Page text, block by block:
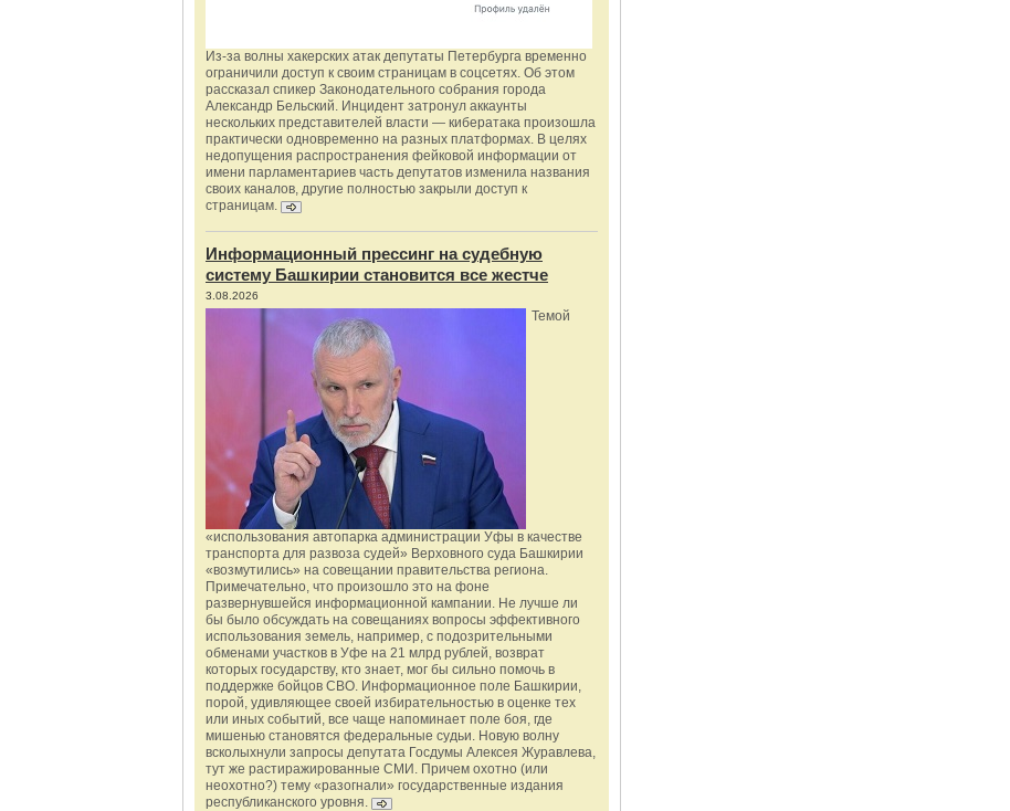
Из‑за волны хакерских атак депутаты Петербурга временно
ограничили доступ к своим страницам в соцсетях. Об этом
рассказал спикер Законодательного собрания города
Александр Бельский. Инцидент затронул аккаунты
нескольких представителей власти — кибератака произошла
практически одновременно на разных платформах. В целях
недопущения распространения фейковой информации от
имени парламентариев часть депутатов изменила названия
своих каналов, другие полностью закрыли доступ к
страницам.
Информационный прессинг на судебную
систему Башкирии становится все жестче
3.08.2026
Темой
«использования автопарка администрации Уфы в качестве
транспорта для развоза судей» Верховного суда Башкирии
«возмутились» на совещании правительства региона.
Примечательно, что произошло это на фоне
развернувшейся информационной кампании. Не лучше ли
бы было обсуждать на совещаниях вопросы эффективного
использования земель, например, с подозрительными
обменами участков в Уфе на 21 млрд рублей, возврат
которых государству, кто знает, мог бы сильно помочь в
поддержке бойцов СВО. Информационное поле Башкирии,
порой, удивляющее своей избирательностью в оценке тех
или иных событий, все чаще напоминает поле боя, где
мишенью становятся федеральные судьи. Новую волну
всколыхнули запросы депутата Госдумы Алексея Журавлева,
тут же растиражированные СМИ. Причем охотно (или
неохотно?) тему «разогнали» государственные издания
республиканского уровня.